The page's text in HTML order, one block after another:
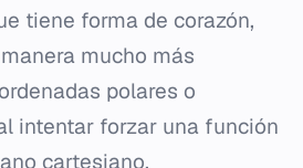
tiene forma de corazón,
mucho más
polares o
intentar forzar una función
cartesiano.